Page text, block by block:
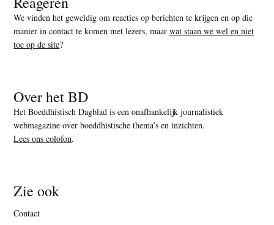
We vinden het geweldig om reacties op berichten te krijgen en op die
manier in contact te komen met lezers, maarwat staan we wel en niet
toe op de site?
Over het BD
Het Boeddhistisch Dagblad is een onafhankelijk journalistiek
webmagazine over boeddhistische thema’s en inzichten.
Lees ons colofon.
Zie ook
Contact